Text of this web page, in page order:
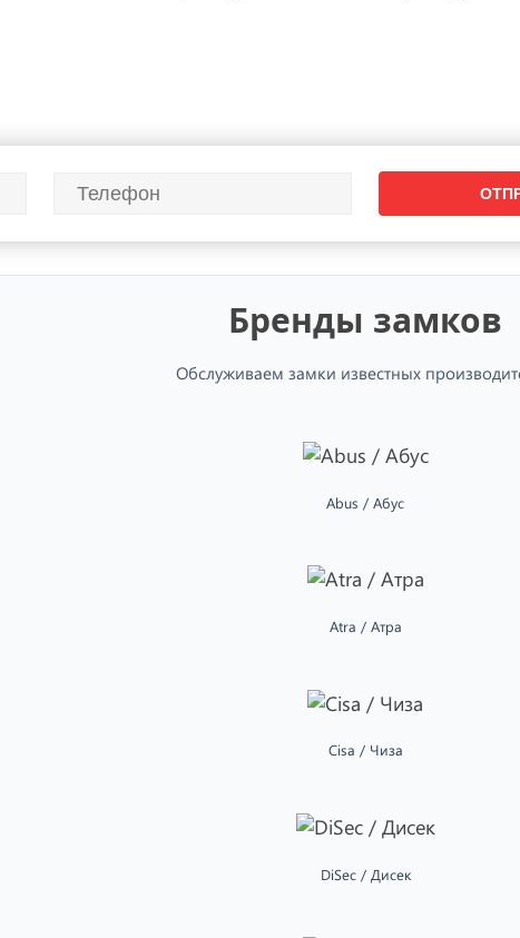
Бренды замков
Обслуживаем замки известных
Abus / Абус
Atra / Атра
Cisa / Чиза
DiSec / Дисек